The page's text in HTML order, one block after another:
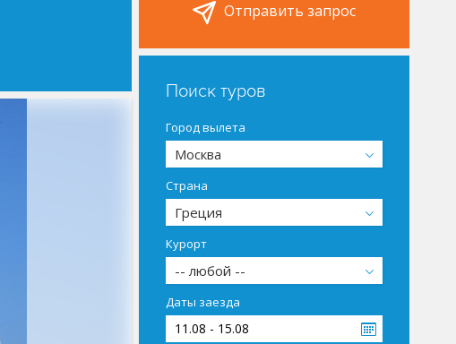
Отправить запрос
Поиск туров
Город вылета
Москва
Страна
Греция
Курорт
-- любой --
Даты заезда
11.08 - 15.08